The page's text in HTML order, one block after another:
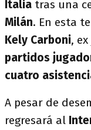
Italia tras una
Milán. En esta
Kely Carboni,
partidos
cuatro
A pesar de
regresará al